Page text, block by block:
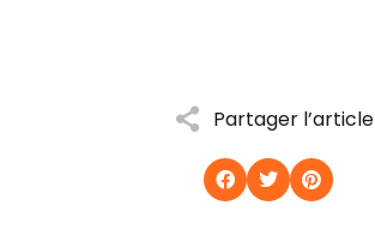
Partager l’article